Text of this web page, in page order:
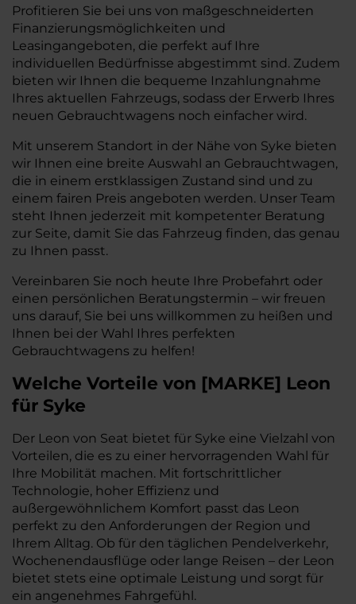
Profitieren Sie bei uns von maßgeschneiderten
Finanzierungsmöglichkeiten und
Leasingangeboten, die perfekt auf Ihre
individuellen Bedürfnisse abgestimmt sind. Zudem
bieten wir Ihnen die bequeme Inzahlungnahme
Ihres aktuellen Fahrzeugs, sodass der Erwerb Ihres
neuen Gebrauchtwagens noch einfacher wird.
Mit unserem Standort in der Nähe von Syke bieten
wir Ihnen eine breite Auswahl an Gebrauchtwagen,
die in einem erstklassigen Zustand sind und zu
einem fairen Preis angeboten werden. Unser Team
steht Ihnen jederzeit mit kompetenter Beratung
zur Seite, damit Sie das Fahrzeug finden, das genau
zu Ihnen passt.
Vereinbaren Sie noch heute Ihre Probefahrt oder
einen persönlichen Beratungstermin – wir freuen
uns darauf, Sie bei uns willkommen zu heißen und
Ihnen bei der Wahl Ihres perfekten
Gebrauchtwagens zu helfen!
Welche Vorteile von [MARKE] Leon
für Syke
Der Leon von Seat bietet für Syke eine Vielzahl von
Vorteilen, die es zu einer hervorragenden Wahl für
Ihre Mobilität machen. Mit fortschrittlicher
Technologie, hoher Effizienz und
außergewöhnlichem Komfort passt das Leon
perfekt zu den Anforderungen der Region und
Ihrem Alltag. Ob für den täglichen Pendelverkehr,
Wochenendausflüge oder lange Reisen – der Leon
bietet stets eine optimale Leistung und sorgt für
ein angenehmes Fahrgefühl.